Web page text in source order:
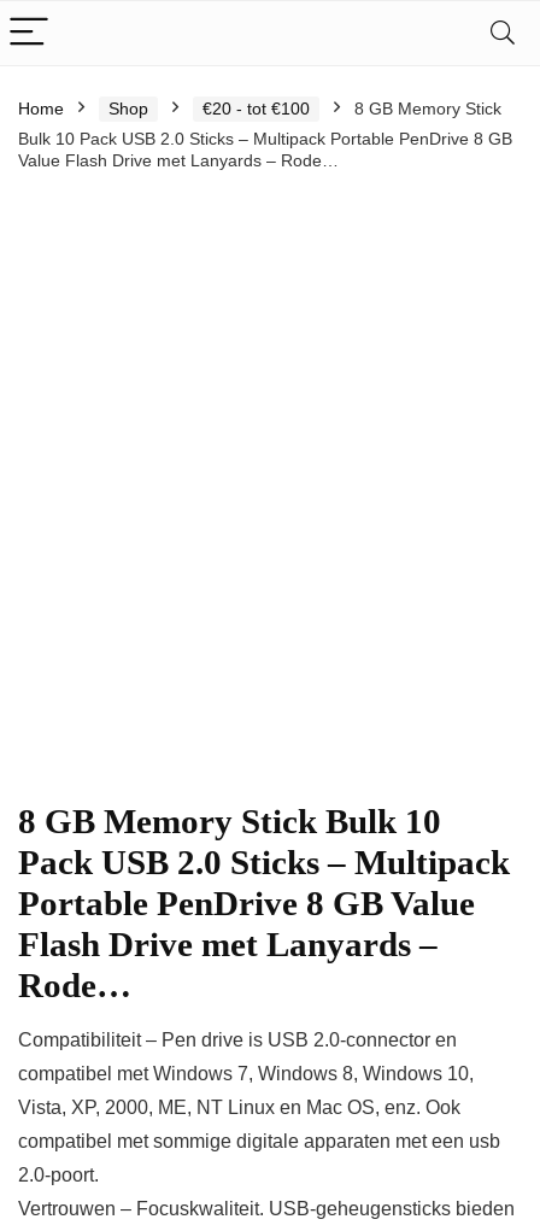
Home Shop €20 - tot €100
8 GB Memory Stick
Bulk 10 Pack USB 2.0 Sticks – Multipack Portable PenDrive 8 GB
Value Flash Drive met Lanyards – Rode…
8 GB Memory Stick Bulk 10
Pack USB 2.0 Sticks – Multipack
Portable PenDrive 8 GB Value
Flash Drive met Lanyards –
Rode…
Compatibiliteit – Pen drive is USB 2.0-connector en
compatibel met Windows 7, Windows 8, Windows 10,
Vista, XP, 2000, ME, NT Linux en Mac OS, enz. Ook
compatibel met sommige digitale apparaten met een usb
2.0-poort.
Vertrouwen – Focuskwaliteit. USB-geheugensticks bieden